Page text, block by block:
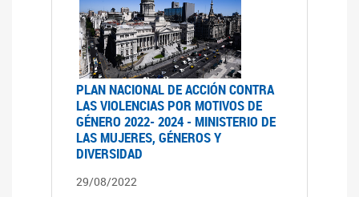
PLAN NACIONAL DE ACCIÓN CONTRA
LAS VIOLENCIAS POR MOTIVOS DE
GÉNERO 2022- 2024 - MINISTERIO DE
LAS MUJERES, GÉNEROS Y
DIVERSIDAD
29/08/2022